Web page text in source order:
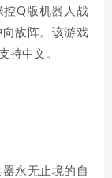
控Q版机器人战
敌阵。该游戏
持中文。
永无止境的自